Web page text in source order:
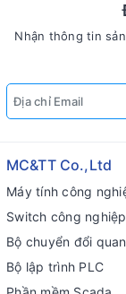
Nhận thông tin
MC&TT Co.,Ltd
Máy tính công
Switch công nghiệp
Bộ chuyển đổi
Bộ lập trình PLC